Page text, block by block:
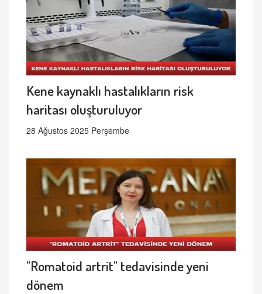
Kene kaynaklı hastalıkların risk
haritası oluşturuluyor
28 Ağustos 2025 Perşembe
"Romatoid artrit" tedavisinde yeni
dönem